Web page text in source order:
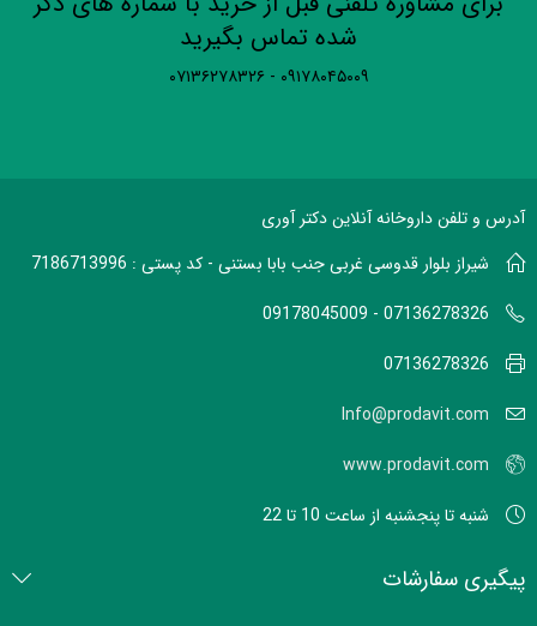
شده تماس بگیرید
۰۹۱۷۸۰۴۵۰۰۹ - ۰۷۱۳۶۲۷۸۳۲۶
آدرس و تلفن داروخانه آنلاین دکتر آوری
شیراز بلوار قدوسی غربی جنب بابا بستنی - کد پستی : 7186713996
07136278326 - 09178045009
07136278326
Info@prodavit.com
www.prodavit.com
شنبه تا پنجشنبه از ساعت 10 تا 22
پیگیری سفارشات